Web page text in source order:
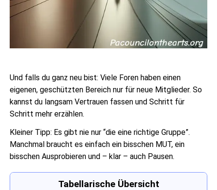
Und falls du ganz neu bist: Viele Foren haben einen
eigenen, geschützten Bereich nur für neue Mitglieder. So
kannst du langsam Vertrauen fassen und Schritt für
Schritt mehr erzählen.
Kleiner Tipp: Es gibt nie nur “die eine richtige Gruppe”.
Manchmal braucht es einfach ein bisschen MUT, ein
bisschen Ausprobieren und – klar – auch Pausen.
Tabellarische Übersicht